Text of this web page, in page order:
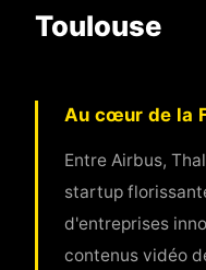
Toulouse
Au cœur de la
Entre Airbus,
startup
d'entreprises
contenus vidéo